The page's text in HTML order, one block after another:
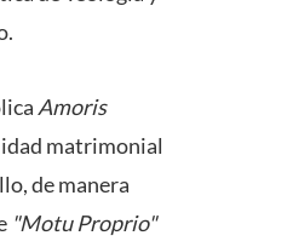
Amoris
matrimonial
de manera
"Motu Proprio"